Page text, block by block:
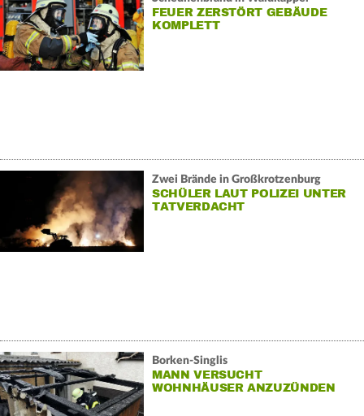
FEUER ZERSTÖRT GEBÄUDE
KOMPLETT
Zwei Brände in Großkrotzenburg
SCHÜLER LAUT POLIZEI UNTER
TATVERDACHT
Borken-Singlis
MANN VERSUCHT
WOHNHÄUSER ANZUZÜNDEN